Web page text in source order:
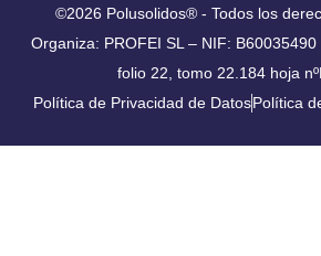
©2026 Polusolidos® - Todos los
Organiza: PROFEI SL – NIF:
folio 22, tomo 22.184 hoja
Política de Privacidad de DatosPolítica